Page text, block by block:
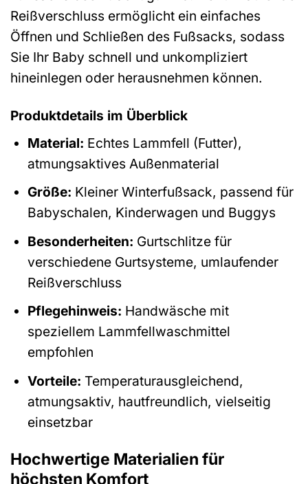
Reißverschluss ermöglicht ein einfaches
Öffnen und Schließen des Fußsacks, sodass
Sie Ihr Baby schnell und unkompliziert
hineinlegen oder herausnehmen können.
Produktdetails im Überblick
Material: Echtes Lammfell (Futter),
atmungsaktives Außenmaterial
Größe: Kleiner Winterfußsack, passend für
Babyschalen, Kinderwagen und Buggys
Besonderheiten: Gurtschlitze für
verschiedene Gurtsysteme, umlaufender
Reißverschluss
Pflegehinweis: Handwäsche mit
speziellem Lammfellwaschmittel
empfohlen
Vorteile: Temperaturausgleichend,
atmungsaktiv, hautfreundlich, vielseitig
einsetzbar
Hochwertige Materialien für
höchsten Komfort